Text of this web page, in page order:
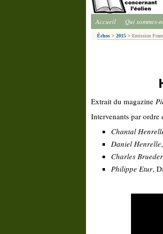
Accueil Qui sommes-
Échos > 2015 > Emission
Extrait du magazine
Intervenants par ordre
Chantal
Daniel Henrelle
Charles Brueder
Philippe Etur,